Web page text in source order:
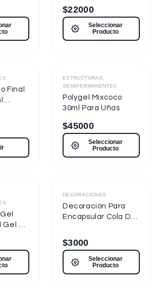
$22000
Seleccionar
Producto
Final
Destacado
ESTRUCTURAS,
SEMIPERMANENTES
Polygel Mixcoco
30ml Para Uñas
$45000
Seleccionar
Producto
Gel de
DECORACIONES
Decoración Para
Encapsular Cola De
$3000
Seleccionar
Producto